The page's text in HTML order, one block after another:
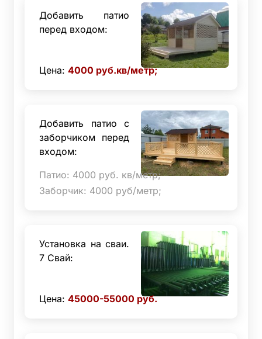
Добавить патио
перед входом:
Цена: 4000 руб.кв/метр;
Добавить патио с
заборчиком перед
входом:
Патио: 4000 руб. кв/метр;
Заборчик: 4000 руб/метр;
Установка на сваи.
7 Свай:
Цена: 45000-55000 руб.